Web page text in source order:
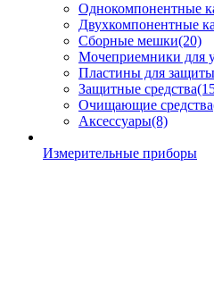
Однокомпонентные
Двухкомпонентные
Сборные мешки(20)
Мочеприемники для
Пластины для
Защитные средства
Очищающие средства
Аксессуары(8)
Измерительные приборы